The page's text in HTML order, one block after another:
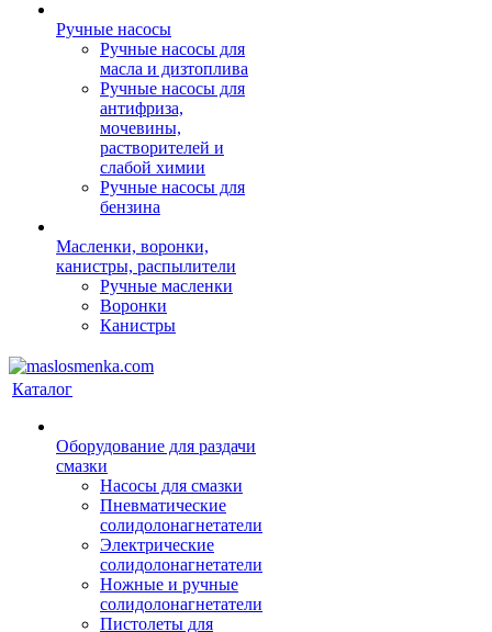
Ручные насосы
Ручные насосы для
масла и дизтоплива
Ручные насосы для
антифриза,
мочевины,
растворителей и
слабой химии
Ручные насосы для
бензина
Масленки, воронки,
канистры, распылители
Ручные масленки
Воронки
Канистры
Каталог
Оборудование для раздачи
смазки
Насосы для смазки
Пневматические
солидолонагнетатели
Электрические
солидолонагнетатели
Ножные и ручные
солидолонагнетатели
Пистолеты для